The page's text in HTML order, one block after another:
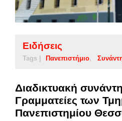
Ειδήσεις
Tags | Πανεπιστήμιο
Διαδικτυακή
Γραμματείες των
Πανεπιστημίου